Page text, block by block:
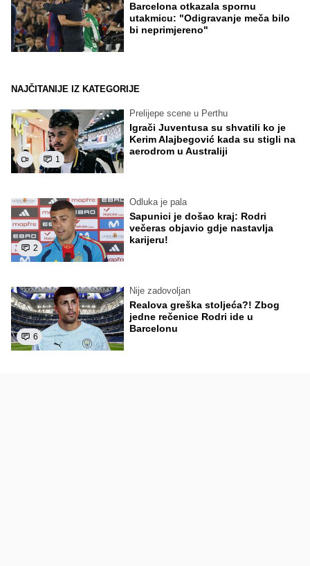
Barcelona otkazala spornu
utakmicu: "Odigravanje meča bilo
bi neprimjereno"
NAJČITANIJE IZ KATEGORIJE
1
Prelijepe scene u Perthu
Igrači Juventusa su shvatili ko je
Kerim Alajbegović kada su stigli na
aerodrom u Australiji
2
Odluka je pala
Sapunici je došao kraj: Rodri
večeras objavio gdje nastavlja
karijeru!
6
Nije zadovoljan
Realova greška stoljeća?! Zbog
jedne rečenice Rodri ide u
Barcelonu